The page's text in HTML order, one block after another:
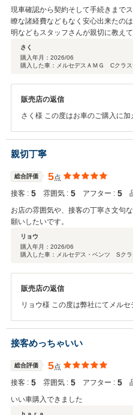
けください。 今後とも末永いお付き合いのほど、よろしくお願いいた
します。
現車確認から契約そして手続きまで
瞭な諸経費などもなく安心出来たの
明などもスタッフさんが親切に教え
た。 また車購入する時は相談したい
さく
購入年月： 2026/06
購入した車：メルセデスＡＭＧ Cクラ
販売店の返信
さく様 この度はお車のご購入に加え、温かいお言葉と貴重なレビュー
約、お手続きまで安心してお任せ
見いたしました。また、ご納車時
お言葉を頂戴し、スタッフ一同大変励
車に関するご不明点やご相談、ア
ポートさせていただきますので、
ください。 さく様の快適なカーライフを末永くお支えできるよう努め
てまいります。 また、弊社では厳選した高品質なお車を多数取り揃え
ておりますので、お乗り換えや増
す。
親切丁寧
総合評価 5点
接客 : 5 雰囲気 : 5 アフター : 5
お店の雰囲気や、接客の丁寧さ文句
願いしたいです。
リョウ
購入年月： 2026/06
購入した車：メルセデス・ベンツ Sク
販売店の返信
リョウ様 この度は弊社にてメルセデス・ベンツ Sクラスをご購入いた
かいお言葉を頂戴し、スタッフ一同
の雰囲気や接客についてご満足い
なります。 今後もお客様に安心
寧な対応と充実したアフターサポート
とでご不明な点やお困りごとがご
相談ください。 次回のお乗り換えの際も、ぜひお手伝いさせていただ
ければ幸いです。 今後とも末永
接客めっちゃいい
総合評価 5点
接客 : 5 雰囲気 : 5 アフター : 5
いい車購入できました